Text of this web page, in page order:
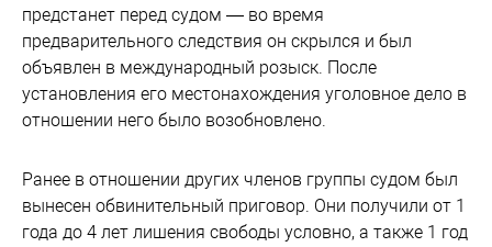
предстанет перед судом — во время
предварительного следствия он скрылся и был
объявлен в международный розыск. После
установления его местонахождения уголовное дело в
отношении него было возобновлено.
Ранее в отношении других членов группы судом был
вынесен обвинительный приговор. Они получили от 1
года до 4 лет лишения свободы условно, а также 1 год